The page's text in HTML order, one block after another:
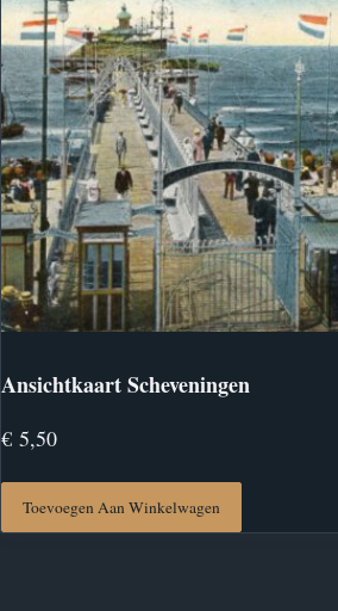
Ansichtkaart Scheveningen
€ 5,50
Toevoegen Aan Winkelwagen